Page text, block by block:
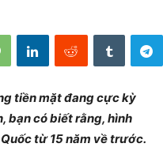
tiền mặt đang cực kỳ
bạn có biết rằng, hình
từ 15 năm về trước.